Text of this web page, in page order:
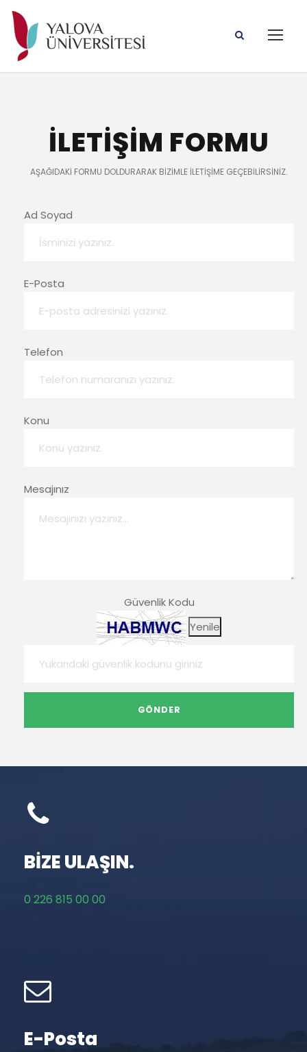
İLETİŞİM FORMU
AŞAĞIDAKI FORMU DOLDURARAK BIZIMLE ILETIŞIME GEÇEBILIRSINIZ.
Ad Soyad
E-Posta
Telefon
Konu
Mesajınız
Güvenlik Kodu
Yenile
BİZE ULAŞIN.
0 226 815 00 00
E-Posta